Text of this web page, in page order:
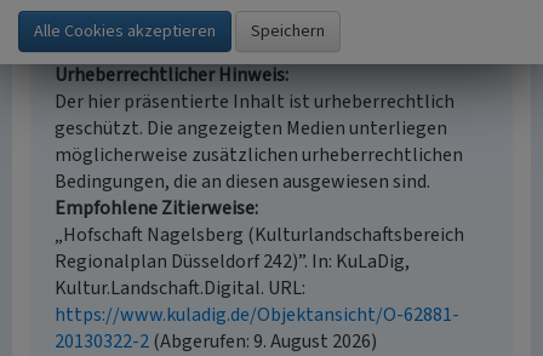
Empfohlene Zitierweise
Urheberrechtlicher Hinweis
Der hier präsentierte Inhalt ist urheberrechtlich
geschützt. Die angezeigten Medien unterliegen
möglicherweise zusätzlichen urheberrechtlichen
Bedingungen, die an diesen ausgewiesen sind.
Empfohlene Zitierweise
„Hofschaft Nagelsberg (Kulturlandschaftsbereich
Regionalplan Düsseldorf 242)”. In: KuLaDig,
Kultur.Landschaft.Digital. URL:
https://www.kuladig.de/Objektansicht/O-62881-
20130322-2(Abgerufen: 9. August 2026)